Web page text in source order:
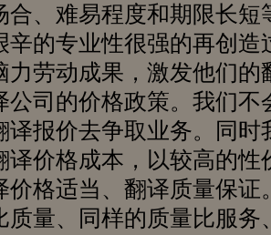
合、难易程度和期限长
辛的专业性很强的再创
力劳动成果，激发他们
公司的价格政策。我们
译报价去争取业务。同
译价格成本，以较高的
价格适当、翻译质量保
质量、同样的质量比服